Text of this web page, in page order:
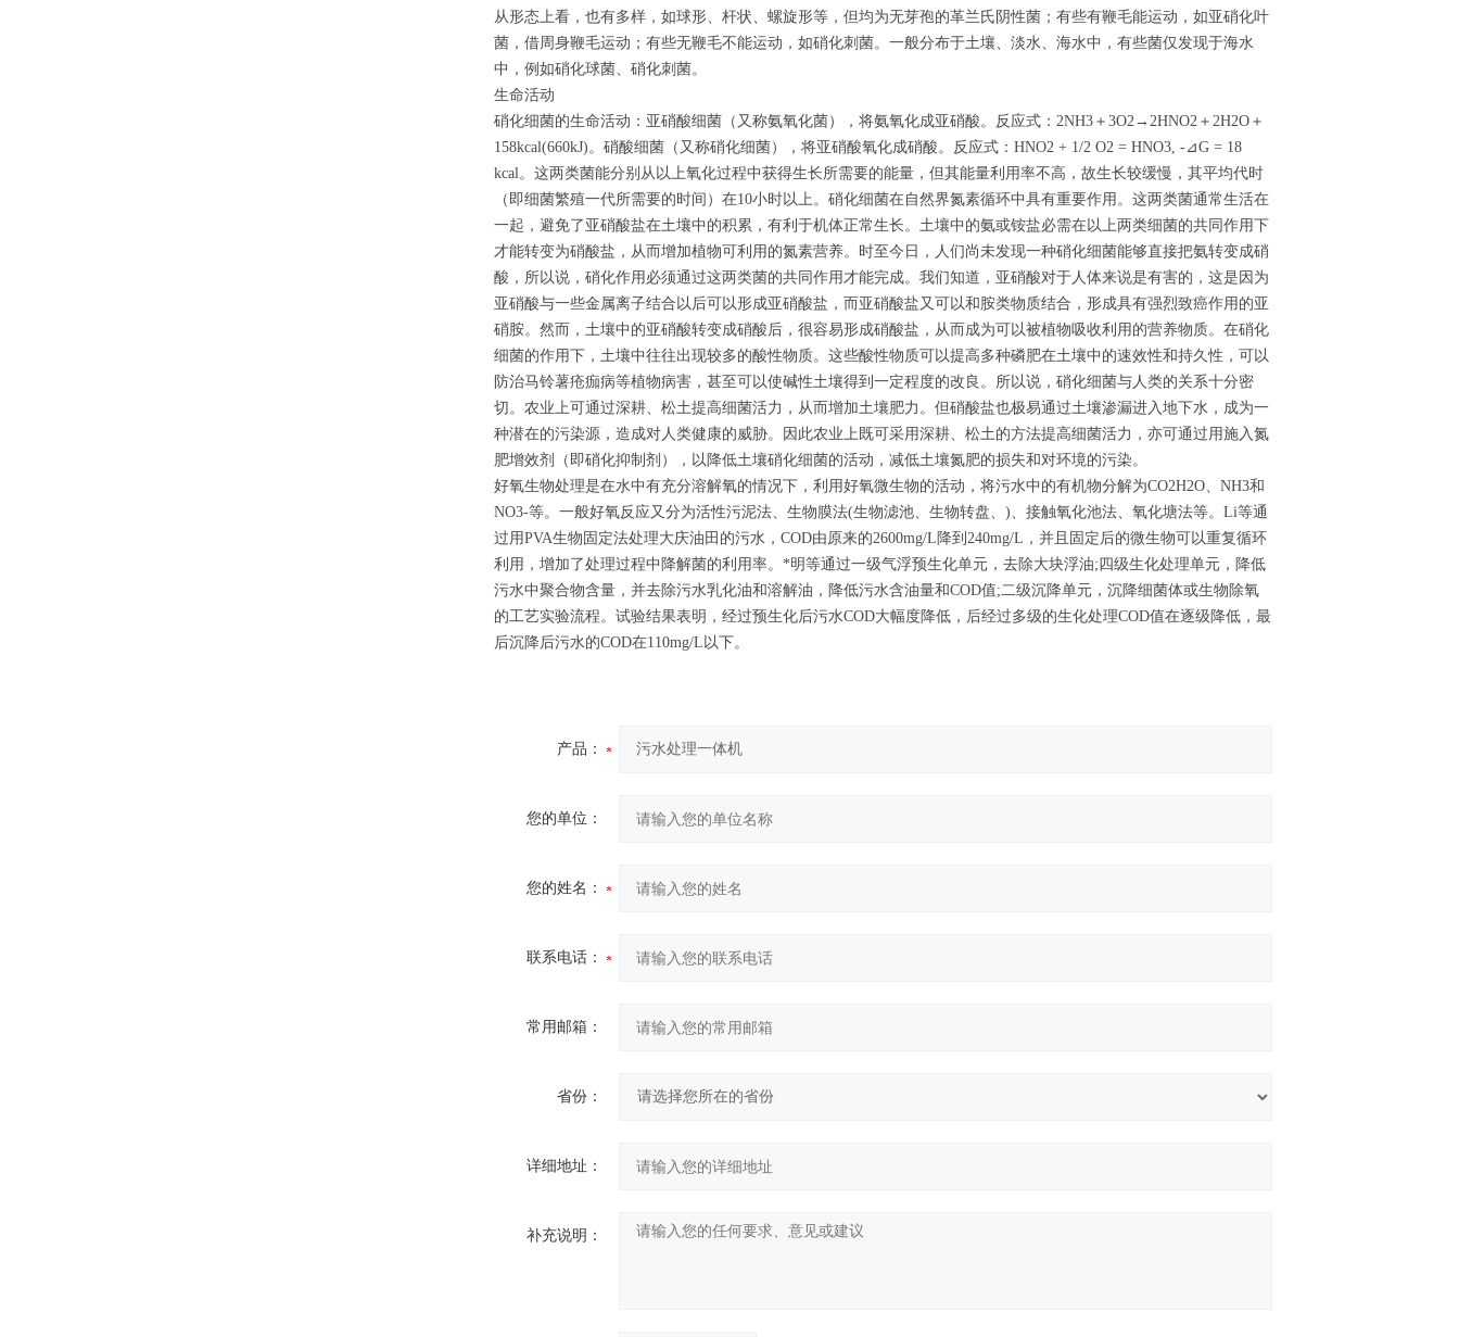
从形态上看，也有多样，如球形、杆状、螺旋形等，但均为无芽孢的革兰氏阴性菌；有些有鞭毛能运动，如亚硝化叶
菌，借周身鞭毛运动；有些无鞭毛不能运动，如硝化刺菌。一般分布于土壤、淡水、海水中，有些菌仅发现于海水
中，例如硝化球菌、硝化刺菌。
生命活动
硝化细菌的生命活动：亚硝酸细菌（又称氨氧化菌），将氨氧化成亚硝酸。反应式：2NH3＋3O2→2HNO2＋2H2O＋
158kcal(660kJ)。硝酸细菌（又称硝化细菌），将亚硝酸氧化成硝酸。反应式：HNO2 + 1/2 O2 = HNO3, -⊿G = 18
kcal。这两类菌能分别从以上氧化过程中获得生长所需要的能量，但其能量利用率不高，故生长较缓慢，其平均代时
（即细菌繁殖一代所需要的时间）在10小时以上。硝化细菌在自然界氮素循环中具有重要作用。这两类菌通常生活在
一起，避免了亚硝酸盐在土壤中的积累，有利于机体正常生长。土壤中的氨或铵盐必需在以上两类细菌的共同作用下
才能转变为硝酸盐，从而增加植物可利用的氮素营养。时至今日，人们尚未发现一种硝化细菌能够直接把氨转变成硝
酸，所以说，硝化作用必须通过这两类菌的共同作用才能完成。我们知道，亚硝酸对于人体来说是有害的，这是因为
亚硝酸与一些金属离子结合以后可以形成亚硝酸盐，而亚硝酸盐又可以和胺类物质结合，形成具有强烈致癌作用的亚
硝胺。然而，土壤中的亚硝酸转变成硝酸后，很容易形成硝酸盐，从而成为可以被植物吸收利用的营养物质。在硝化
细菌的作用下，土壤中往往出现较多的酸性物质。这些酸性物质可以提高多种磷肥在土壤中的速效性和持久性，可以
防治马铃薯疮痂病等植物病害，甚至可以使碱性土壤得到一定程度的改良。所以说，硝化细菌与人类的关系十分密
切。农业上可通过深耕、松土提高细菌活力，从而增加土壤肥力。但硝酸盐也极易通过土壤渗漏进入地下水，成为一
种潜在的污染源，造成对人类健康的威胁。因此农业上既可采用深耕、松土的方法提高细菌活力，亦可通过用施入氮
肥增效剂（即硝化抑制剂），以降低土壤硝化细菌的活动，减低土壤氮肥的损失和对环境的污染。
好氧生物处理是在水中有充分溶解氧的情况下，利用好氧微生物的活动，将污水中的有机物分解为CO2H2O、NH3和
NO3-等。一般好氧反应又分为活性污泥法、生物膜法(生物滤池、生物转盘、)、接触氧化池法、氧化塘法等。Li等通
过用PVA生物固定法处理大庆油田的污水，COD由原来的2600mg/L降到240mg/L，并且固定后的微生物可以重复循环
利用，增加了处理过程中降解菌的利用率。*明等通过一级气浮预生化单元，去除大块浮油;四级生化处理单元，降低
污水中聚合物含量，并去除污水乳化油和溶解油，降低污水含油量和COD值;二级沉降单元，沉降细菌体或生物除氧
的工艺实验流程。试验结果表明，经过预生化后污水COD大幅度降低，后经过多级的生化处理COD值在逐级降低，最
后沉降后污水的COD在110mg/L以下。
产品：
您的单位：
您的姓名：
联系电话：
常用邮箱：
省份：
详细地址：
补充说明：